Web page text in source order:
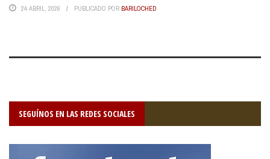
24 ABRIL, 2026 PUBLICADO POR BARILOCHED
SEGUÍNOS EN LAS REDES SOCIALES